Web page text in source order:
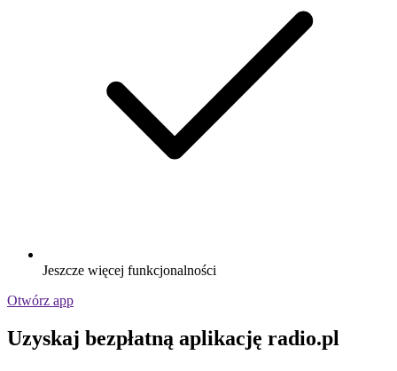
Jeszcze więcej funkcjonalności
Otwórz app
Uzyskaj bezpłatną aplikację radio.pl